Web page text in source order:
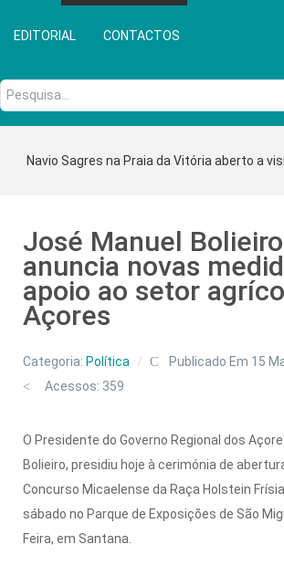
EDITORIAL CONTACTOS
Pesquisa...
Navio Sagres na Praia da Vitória aberto a
José Manuel Bolieiro
anuncia novas
apoio ao setor
Açores
Categoria: Política
Publicado Em 15
Acessos: 359
O Presidente do Governo Regional dos
Bolieiro, presidiu hoje à cerimónia de abertura
Concurso Micaelense da Raça Holstein
sábado no Parque de Exposições de São
Feira, em Santana.